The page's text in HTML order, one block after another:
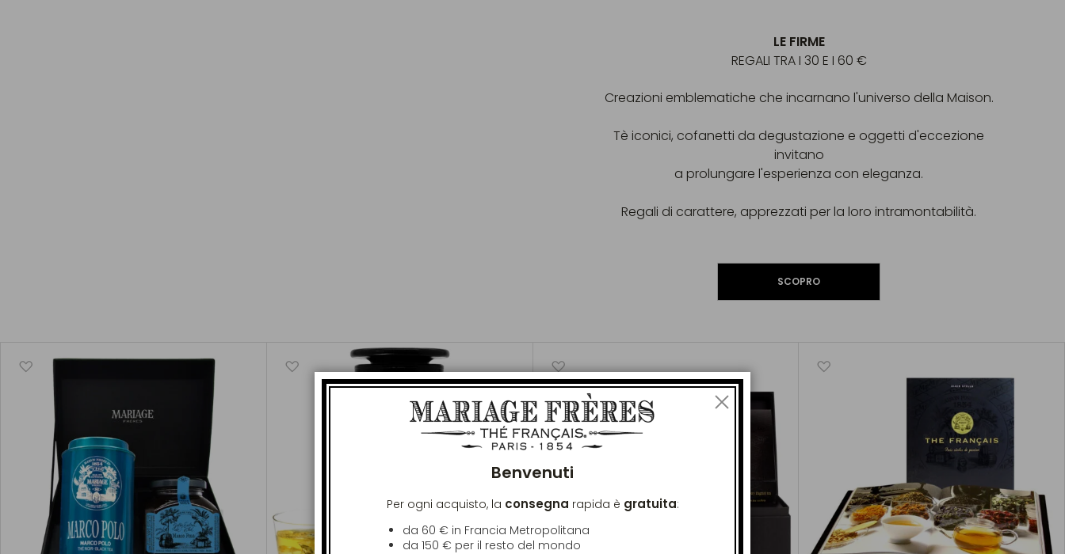
LE FIRME
REGALI TRA I 30 E I 60 €
Creazioni emblematiche che incarnano l'universo della Maison.
Tè iconici, cofanetti da degustazione e oggetti d'eccezione
invitano
a prolungare l'esperienza con eleganza.
Regali di carattere, apprezzati per la loro intramontabilità.
SCOPRO
Chiudi
Benvenuti
Per ogni acquisto, la consegna rapida è gratuita:
da 60 € in Francia Metropolitana
da 150 € per il resto del mondo